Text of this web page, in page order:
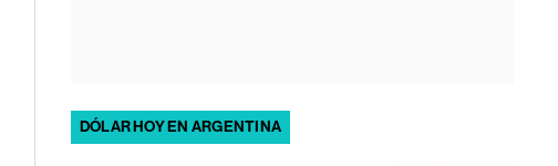
DÓLAR HOY EN ARGENTINA